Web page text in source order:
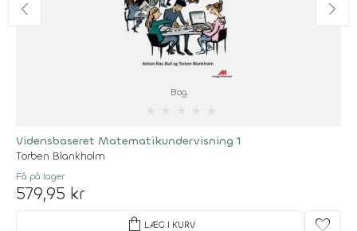
Bog
Vidensbaseret Matematikundervisning 1
Torben Blankholm
Få på lager
579,95 kr
shopping_bag LÆG I KURV favorite